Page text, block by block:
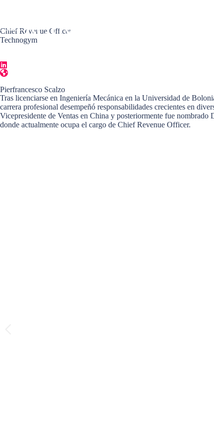
Chief Revenue Officer
Technogym
Pierfrancesco Scalzo
Tras licenciarse en Ingeniería Mecánica en la Universidad de
carrera profesional desempeñó responsabilidades crecientes en
Vicepresidente de Ventas en China y posteriormente fue
donde actualmente ocupa el cargo de Chief Revenue Officer.